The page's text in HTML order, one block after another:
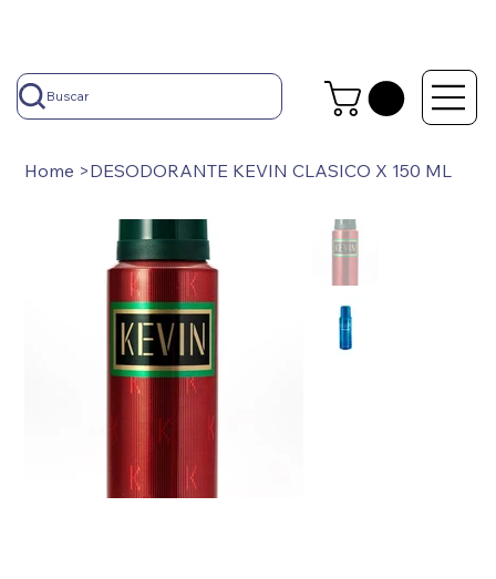
Buscar
Home >DESODORANTE KEVIN CLASICO X 150 ML